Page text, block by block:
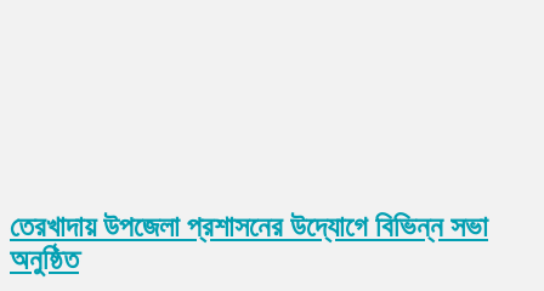
তেরখাদায় উপজেলা প্রশাসনের উদ্যোগে বিভিন্ন সভা
অনুষ্ঠিত